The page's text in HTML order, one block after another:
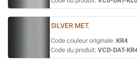
SILVER MET.
Code couleur originale: KR4
Code du produit: VCD-DAT-